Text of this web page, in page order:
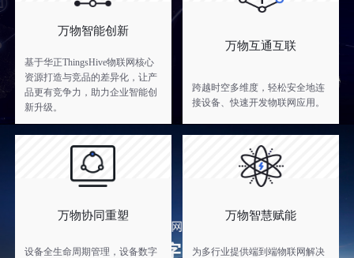
万物智能创新
基于华正ThingsHive物联网核心
资源打造与竞品的差异化，让产
品更有竞争力，助力企业智能创
新升级。
万物互通互联
跨越时空多维度，轻松安全地连
接设备、快速开发物联网应用。
万物协同重塑
设备全生命周期管理，设备数字
万物智慧赋能
为多行业提供端到端物联网解决